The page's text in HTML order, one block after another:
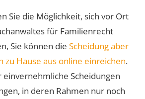
Sie die Möglichkeit, sich vor Ort
für Familienrecht
Sie können die Scheidung aber
zu Hause aus online einreichen.
Scheidungen
in deren Rahmen nur noch